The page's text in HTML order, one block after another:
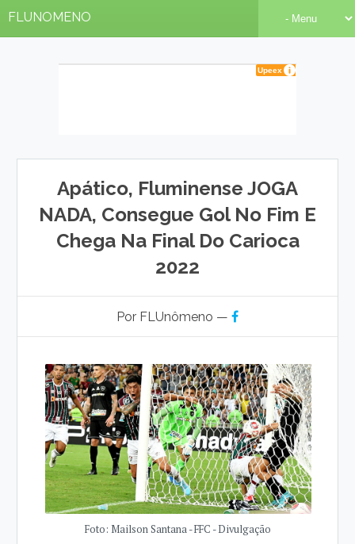
FLUNOMENO
Apático, Fluminense JOGA
NADA, Consegue Gol No Fim E
Chega Na Final Do Carioca
2022
Por FLUnômeno —
Foto: Mailson Santana - FFC - Divulgação